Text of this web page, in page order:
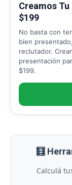
Creamos
$199
No basta con
bien
reclutador.
presentación
$199.
🧮
Calculá